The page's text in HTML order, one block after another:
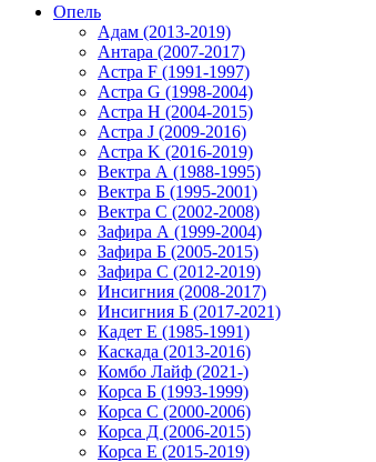
Опель
Адам (2013-2019)
Антара (2007-2017)
Астра F (1991-1997)
Астра G (1998-2004)
Астра H (2004-2015)
Астра J (2009-2016)
Астра K (2016-2019)
Вектра А (1988-1995)
Вектра Б (1995-2001)
Вектра С (2002-2008)
Зафира А (1999-2004)
Зафира Б (2005-2015)
Зафира С (2012-2019)
Инсигния (2008-2017)
Инсигния Б (2017-2021)
Кадет Е (1985-1991)
Каскада (2013-2016)
Комбо Лайф (2021-)
Корса Б (1993-1999)
Корса С (2000-2006)
Корса Д (2006-2015)
Корса E (2015-2019)